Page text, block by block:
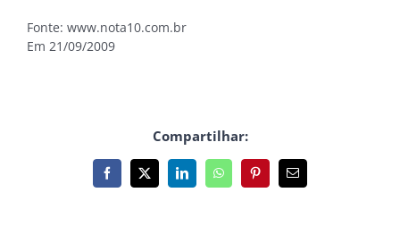
Fonte: www.nota10.com.br
Em 21/09/2009
Compartilhar:
Facebook
X LinkedInWhatsAppPinterest
E-
mail